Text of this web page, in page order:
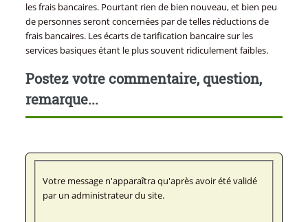
les frais bancaires. Pourtant rien de bien nouveau, et bien peu
de personnes seront concernées par de telles réductions de
frais bancaires. Les écarts de tarification bancaire sur les
services basiques étant le plus souvent ridiculement faibles.
Postez votre commentaire, question,
remarque...
Votre message n'apparaîtra qu'après avoir été validé
par un administrateur du site.